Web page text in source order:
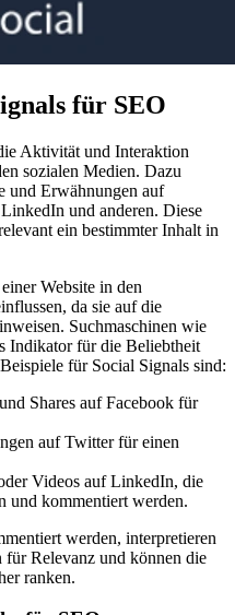
für SEO
Aktivität und Interaktion
sozialen Medien. Dazu
und Erwähnungen auf
und anderen. Diese
ein bestimmter Inhalt in
Website in den
da sie auf die
Suchmaschinen wie
Indikator für die Beliebtheit
für Social Signals sind:
Shares auf Facebook für
auf Twitter für einen
Videos auf LinkedIn, die
und kommentiert werden.
werden, interpretieren
für Relevanz und können die
ranken.